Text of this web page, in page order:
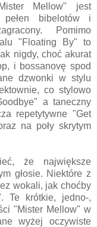
Mellow" jest
bibelotów i
Pomimo
"Floating By" to
nigdy, choć akurat
i bossanovę spod
dzwonki w stylu
co stylowo
a taneczny
repetytywne "Get
na poły skrytym
że największe
głosie. Niektóre z
wokali, jak choćby
Te krótkie, jedno-,
"Mister Mellow" w
wyżej oczywiste